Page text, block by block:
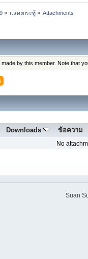
» แสดงกระทู้» Attachments
by this member. Note that
Downloads ข้อความ
No
Suan